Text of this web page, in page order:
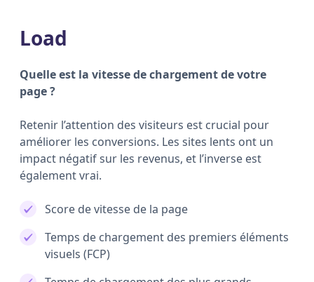
Load
Quelle est la vitesse de chargement de votre
page ?
Retenir l’attention des visiteurs est crucial pour
améliorer les conversions. Les sites lents ont un
impact négatif sur les revenus, et l’inverse est
également vrai.
Score de vitesse de la page
Temps de chargement des premiers éléments
visuels (FCP)